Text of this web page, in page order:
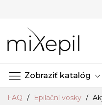
Content
Zobraziť katalóg
FAQ Epilační vosky